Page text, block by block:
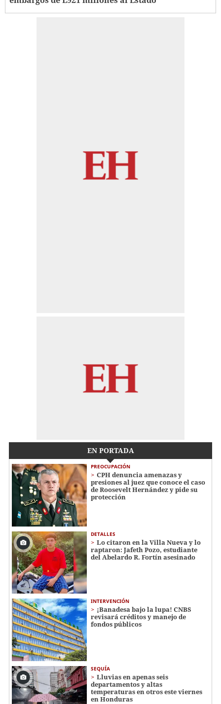
EN PORTADA
PREOCUPACIÓN
CPH denuncia amenazas y
presiones al juez que conoce el caso
de Roosevelt Hernández y pide su
protección
DETALLES
Lo citaron en la Villa Nueva y lo
raptaron: Jafeth Pozo, estudiante
del Abelardo R. Fortín asesinado
INTERVENCIÓN
¡Banadesa bajo la lupa! CNBS
revisará créditos y manejo de
fondos públicos
SEQUÍA
Lluvias en apenas seis
departamentos y altas
temperaturas en otros este viernes
en Honduras